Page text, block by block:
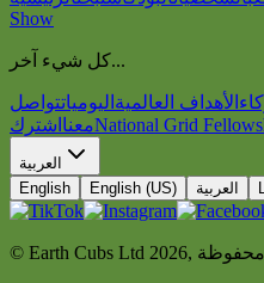
Show
كل شيء آخر...
الأهداف العالمية اليومياتتواصل
معنا اشترك National Grid
العربية
English
English (US) العربية
© Earth Cubs Ltd 2026, محفوظة